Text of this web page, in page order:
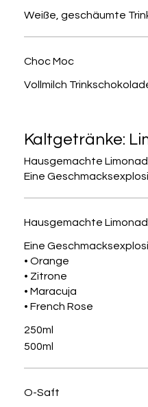
Weiße, geschäumte
Choc Moc
Vollmilch
Kaltgetränke:
Hausgemachte
Eine
Hausgemachte
Eine
• Orange
• Zitrone
• Maracuja
• French Rose
250ml
500ml
O-Saft